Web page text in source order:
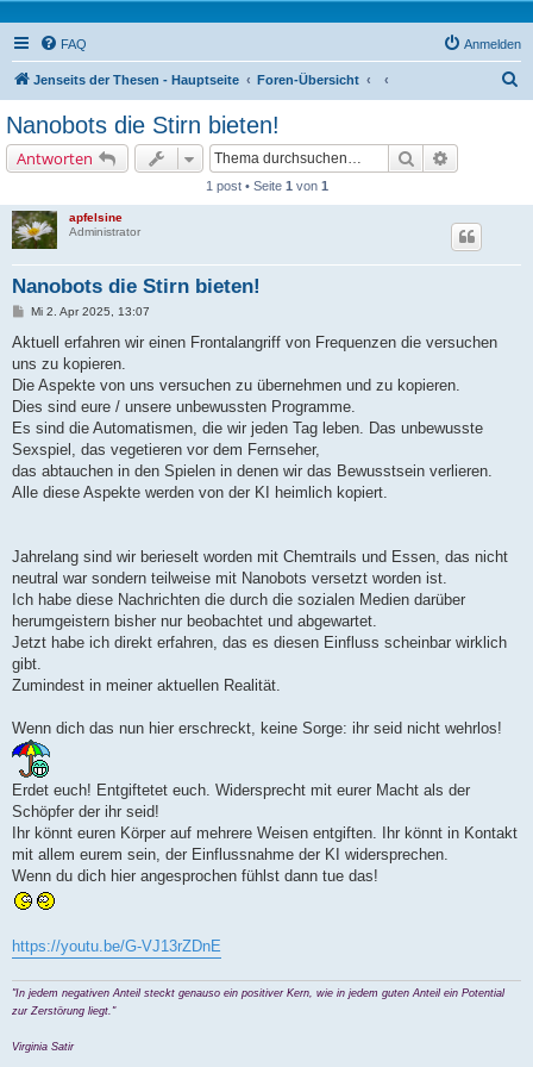
FAQ Anmelden
Jenseits der Thesen - Hauptseite Foren-Übersicht
Nanobots die Stirn bieten!
Antworten Suche
1 post • Seite 1 von 1
apfelsine
Administrator
Nanobots die Stirn bieten!
B
i
r
a
Mi 2. Apr 2025, 13:07
Aktuell erfahren wir einen Frontalangriff von Frequenzen die versuchen
uns zu kopieren.
Die Aspekte von uns versuchen zu übernehmen und zu kopieren.
Dies sind eure / unsere unbewussten Programme.
Es sind die Automatismen, die wir jeden Tag leben. Das unbewusste
Sexspiel, das vegetieren vor dem Fernseher,
das abtauchen in den Spielen in denen wir das Bewusstsein verlieren.
Alle diese Aspekte werden von der KI heimlich kopiert.
Jahrelang sind wir berieselt worden mit Chemtrails und Essen, das nicht
neutral war sondern teilweise mit Nanobots versetzt worden ist.
Ich habe diese Nachrichten die durch die sozialen Medien darüber
herumgeistern bisher nur beobachtet und abgewartet.
Jetzt habe ich direkt erfahren, das es diesen Einfluss scheinbar wirklich
gibt.
Zumindest in meiner aktuellen Realität.
Wenn dich das nun hier erschreckt, keine Sorge: ihr seid nicht wehrlos!
Erdet euch! Entgiftetet euch. Widersprecht mit eurer Macht als der
Schöpfer der ihr seid!
Ihr könnt euren Körper auf mehrere Weisen entgiften. Ihr könnt in Kontakt
mit allem eurem sein, der Einflussnahme der KI widersprechen.
Wenn du dich hier angesprochen fühlst dann tue das!
https://youtu.be/G-VJ13rZDnE
"In jedem negativen Anteil steckt genauso ein positiver Kern, wie in jedem guten Anteil ein Potential
zur Zerstörung liegt."
Virginia Satir